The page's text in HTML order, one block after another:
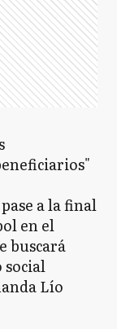
a la final
en el
buscará
Lío